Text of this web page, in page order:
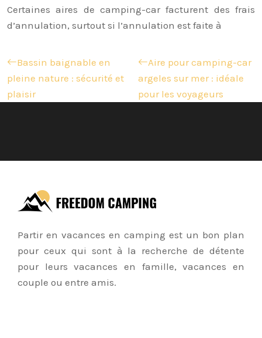
Certaines aires de camping-car facturent des frais
d’annulation, surtout si l’annulation est faite à
Bassin baignable en
pleine nature : sécurité et
plaisir
Aire pour camping-car
argeles sur mer : idéale
pour les voyageurs
Partir en vacances en camping est un bon plan
pour ceux qui sont à la recherche de détente
pour leurs vacances en famille, vacances en
couple ou entre amis.